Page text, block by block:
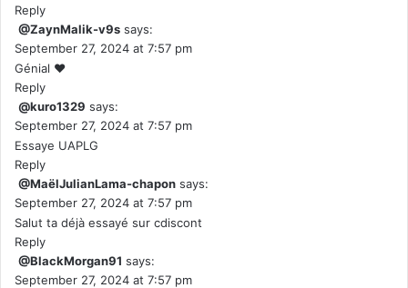
Reply
@ZaynMalik-v9s says:
September 27, 2024 at 7:57 pm
Génial ❤
Reply
@kuro1329 says:
September 27, 2024 at 7:57 pm
Essaye UAPLG
Reply
@MaëlJulianLama-chapon says:
September 27, 2024 at 7:57 pm
Salut ta déjà essayé sur cdiscont
Reply
@BlackMorgan91 says:
September 27, 2024 at 7:57 pm